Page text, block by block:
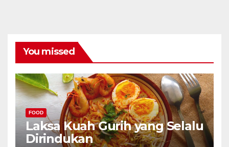
You missed
FOOD
Laksa Kuah Gurih yang Selalu
Dirindukan